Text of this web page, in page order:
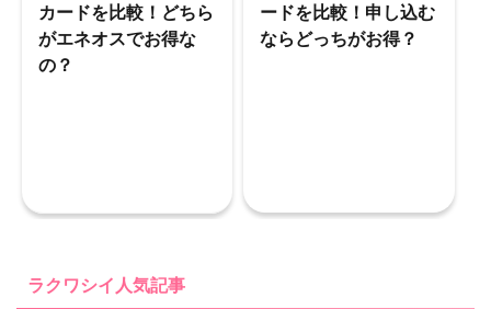
カードを比較！どちら
がエネオスでお得な
の？
ードを比較！申し込む
ならどっちがお得？
ラクワシイ人気記事